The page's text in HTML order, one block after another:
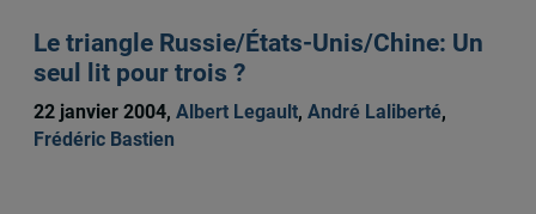
Le triangle Russie/États-Unis/Chine: Un
seul lit pour trois ?
22 janvier 2004, Albert Legault, André Laliberté,
Frédéric Bastien